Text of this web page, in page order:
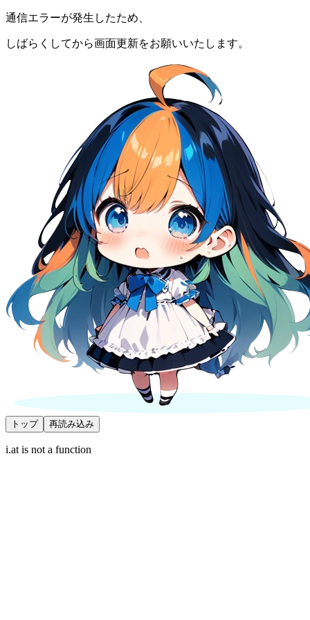
通信エラーが発生したため、
しばらくしてから画面更新をお願いいたします。
トップ 再読み込み
i.at is not a function